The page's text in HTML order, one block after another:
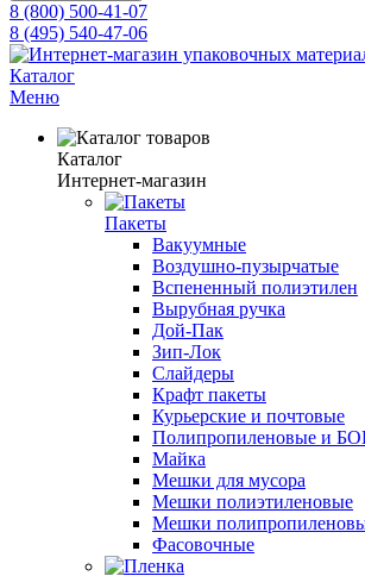
8 (800) 500-41-07
8 (495) 540-47-06
Каталог
Меню
Каталог
Интернет-магазин
Пакеты
Вакуумные
Воздушно-пузырчатые
Вспененный полиэтилен
Вырубная ручка
Дой-Пак
Зип-Лок
Слайдеры
Крафт пакеты
Курьерские и почтовые
Полипропиленовые и
Майка
Мешки для мусора
Мешки полиэтиленовые
Мешки
Фасовочные